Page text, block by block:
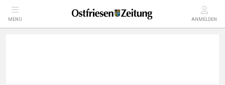
MENÜ ANMELDEN